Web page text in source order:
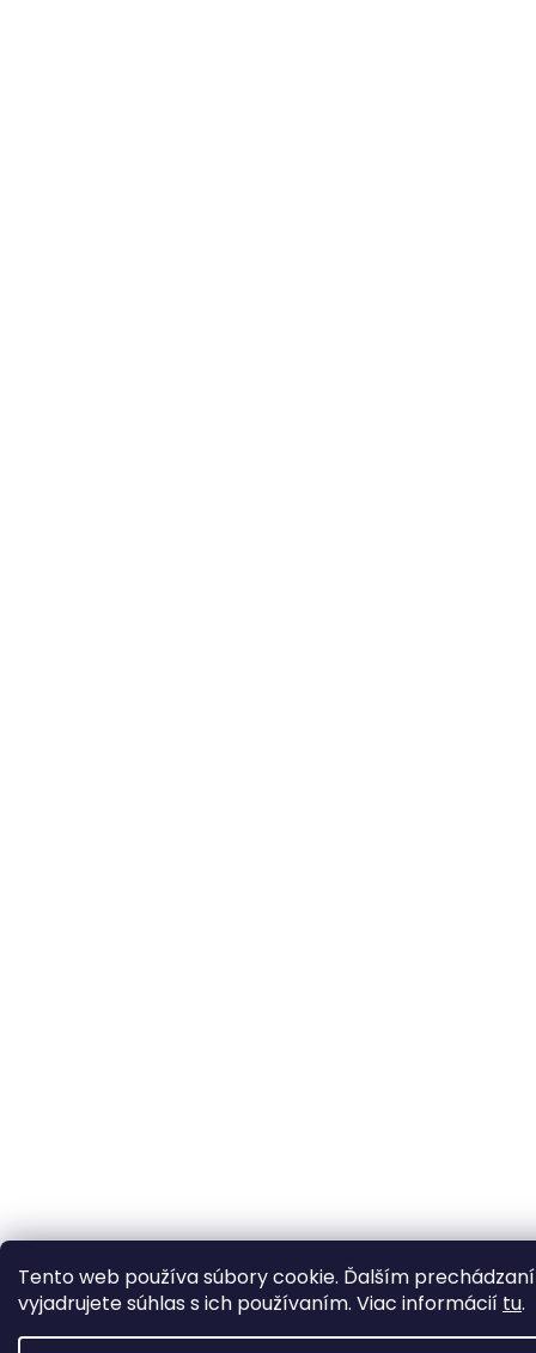
Tento web používa súbory cookie. Ďalším
vyjadrujete súhlas s ich používaním. Viac informácií tu.